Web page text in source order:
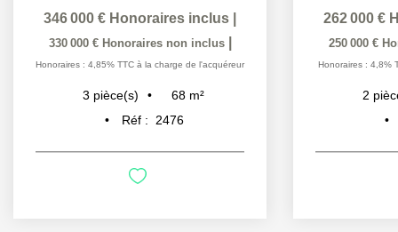
346 000 € Honoraires inclus
330 000 € Honoraires non inclus
Honoraires : 4,85% TTC à la charge de l'acquéreur
3 pièce(s) 68 m²
Réf :
2476
262 000 €
250 000 €
Honoraires : 4,8%
2